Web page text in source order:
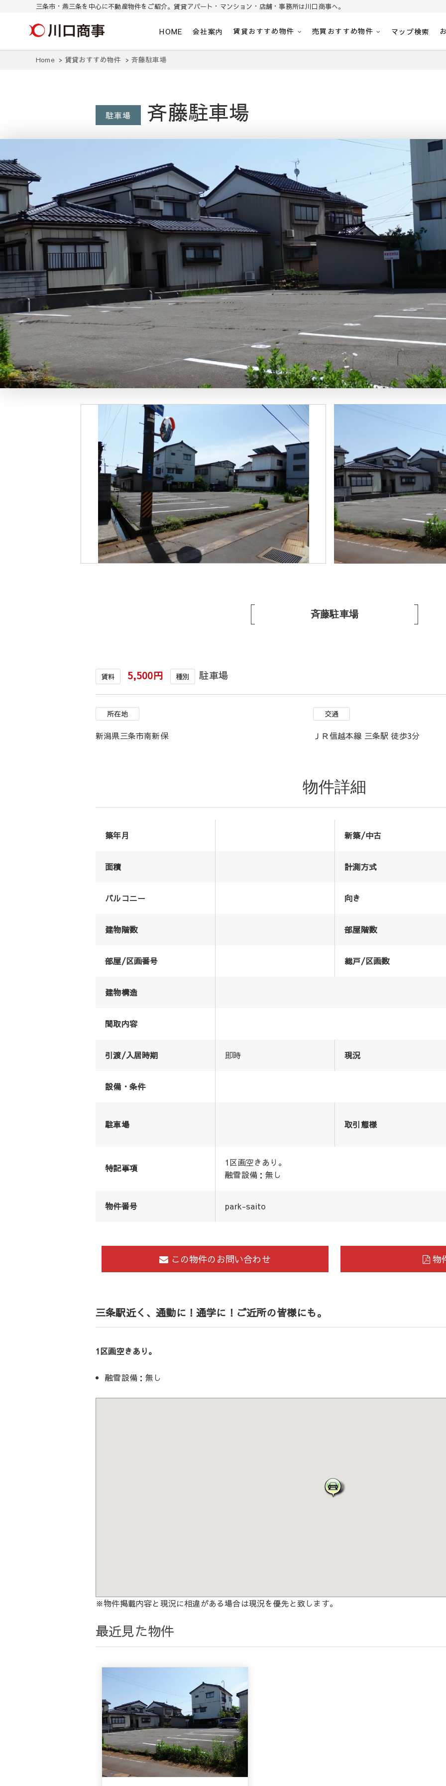
三条市・燕三条を中心に不動産物件をご紹介。賃貸アパート・マンション・店舗・事務所は川口商事へ。
川口商事株式会社
三条市・燕三条を中心に不動産物件をご紹介。東三条/燕三条の賃貸アパート・マンション・マンション・店舗・事務所は川口商事株式会社
HOME 会社案内 賃貸おすすめ物件 売買おすすめ物件 マップ検索
Home 賃貸おすすめ物件 斉藤駐車場
駐車場 斉藤駐車場
斉藤駐車場
賃料 5,500円 種別 駐車場
所在地
新潟県三条市南新保
交通
ＪＲ信越本線 三条駅 徒歩3分
物件詳細
築年月 新築/中古
面積 計測方式
バルコニー 向き
建物階数 部屋階数
部屋/区画番号 総戸/区画数
建物構造
間取内容
引渡/入居時期 即時 現況
設備・条件
駐車場 取引態様
特記事項
1区画空きあり。
融雪設備：無し
物件番号 park-saito
この物件のお問い合わせ 物
三条駅近く、通勤に！通学に！ご近所の皆様にも。
1区画空きあり。
融雪設備：無し
※物件掲載内容と現況に相違がある場合は現況を優先と致します。
最近見た物件